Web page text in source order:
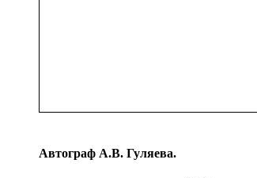
Автограф А.В. Гуляева.